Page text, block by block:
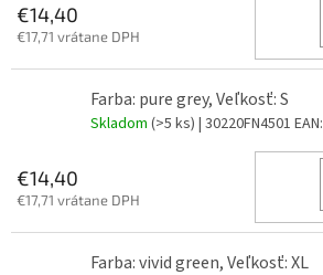
€14,40
€17,71 vrátane DPH
Farba: pure grey, Veľkosť: S
Skladom (>5 ks) | 30220FN4501 EAN:
€14,40
€17,71 vrátane DPH
Farba: vivid green, Veľkosť: XL